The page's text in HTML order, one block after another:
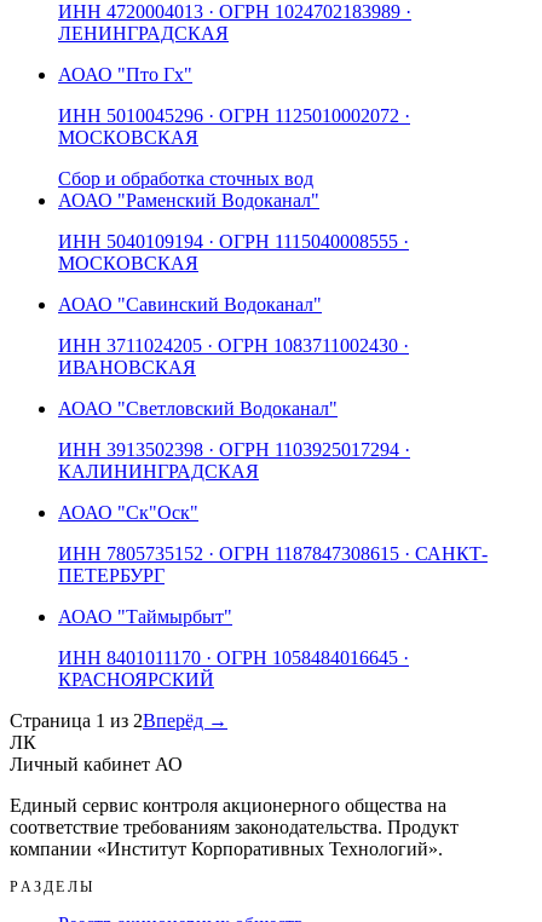
ИНН 4720004013 · ОГРН 1024702183989 ·
ЛЕНИНГРАДСКАЯ
АОАО "Пто Гх"
ИНН 5010045296 · ОГРН 1125010002072 ·
МОСКОВСКАЯ
Сбор и обработка сточных вод
АОАО "Раменский Водоканал"
ИНН 5040109194 · ОГРН 1115040008555 ·
МОСКОВСКАЯ
АОАО "Савинский Водоканал"
ИНН 3711024205 · ОГРН 1083711002430 ·
ИВАНОВСКАЯ
АОАО "Светловский Водоканал"
ИНН 3913502398 · ОГРН 1103925017294 ·
КАЛИНИНГРАДСКАЯ
АОАО "Ск"Оск"
ИНН 7805735152 · ОГРН 1187847308615 · САНКТ-
ПЕТЕРБУРГ
АОАО "Таймырбыт"
ИНН 8401011170 · ОГРН 1058484016645 ·
КРАСНОЯРСКИЙ
Страница 1 из 2Вперёд →
ЛК
Личный кабинет АО
Единый сервис контроля акционерного общества на
соответствие требованиям законодательства. Продукт
компании «Институт Корпоративных Технологий».
РАЗДЕЛЫ